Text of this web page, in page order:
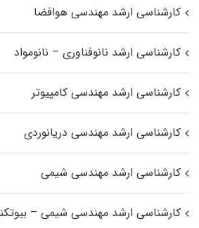
کارشناسی ارشد مهندسی هوافضا
کارشناسی ارشد نانوفناوری – نانومواد
کارشناسی ارشد مهندسی کامپیوتر
کارشناسی ارشد مهندسی دریانوردی
کارشناسی ارشد مهندسی شیمی
کارشناسی ارشد مهندسی شیمی –